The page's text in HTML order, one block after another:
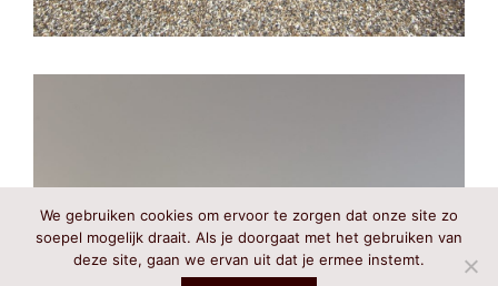
We gebruiken cookies om ervoor te zorgen dat onze site zo
soepel mogelijk draait. Als je doorgaat met het gebruiken van
deze site, gaan we ervan uit dat je ermee instemt.